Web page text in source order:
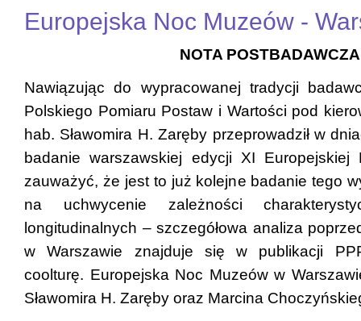
Europejska Noc Muzeów -
NOTA POSTBADAWCZA
Nawiązując do wypracowanej tradycji
Polskiego Pomiaru Postaw i Wartości pod
hab. Sławomira H. Zaręby przeprowadził w
badanie warszawskiej edycji XI Europejskiej
zauważyć, że jest to już kolejne badanie tego
na uchwycenie zależności
longitudinalnych – szczegółowa analiza
w Warszawie znajduje się w publikacji
coolturę. Europejska Noc Muzeów w
Sławomira H. Zaręby oraz Marcina